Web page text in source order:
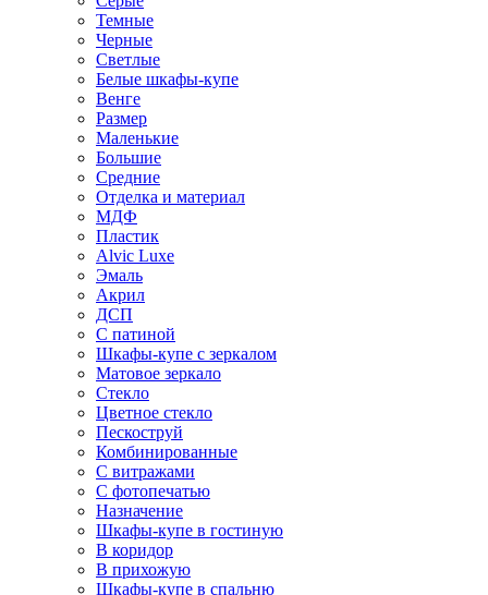
Темные
Черные
Светлые
Белые шкафы-купе
Венге
Размер
Маленькие
Большие
Средние
Отделка и материал
МДФ
Пластик
Alvic Luxe
Эмаль
Акрил
ДСП
С патиной
Шкафы-купе с зеркалом
Матовое зеркало
Стекло
Цветное стекло
Пескоструй
Комбинированные
С витражами
С фотопечатью
Назначение
Шкафы-купе в гостиную
В коридор
В прихожую
Шкафы-купе в спальню